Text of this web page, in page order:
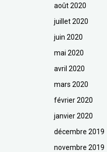
août 2020
juillet 2020
juin 2020
mai 2020
avril 2020
mars 2020
février 2020
janvier 2020
décembre 2019
novembre 2019